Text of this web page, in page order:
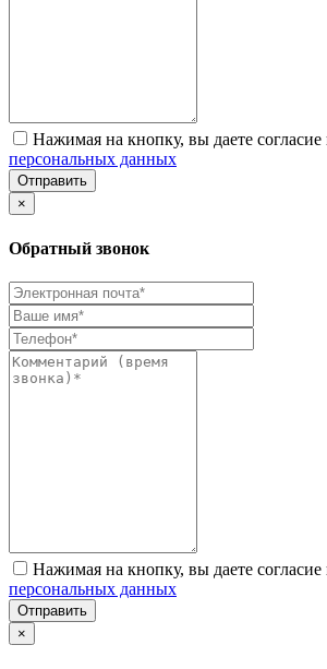
Нажимая на кнопку, вы даете согласие
персональных данных
Отправить
×
Обратный звонок
Нажимая на кнопку, вы даете согласие
персональных данных
Отправить
×